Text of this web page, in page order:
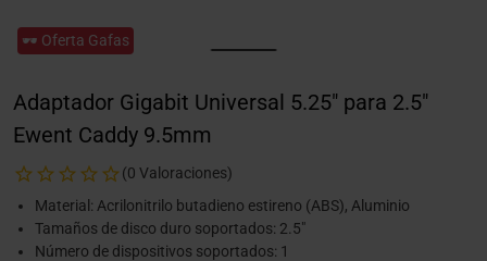
🕶️ Oferta Gafas
Adaptador Gigabit Universal 5.25" para 2.5"
Ewent Caddy 9.5mm
(0 Valoraciones)
Material: Acrilonitrilo butadieno estireno (ABS), Aluminio
Tamaños de disco duro soportados: 2.5"
Número de dispositivos soportados: 1